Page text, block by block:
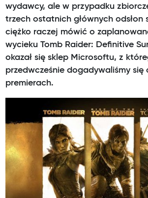
wydawcy, ale w przypadku
trzech ostatnich głównych odsłon
ciężko raczej mówić o
wycieku Tomb Raider: Definitive
okazał się sklep Microsoftu, z
przedwcześnie dogadywaliśmy
premierach.